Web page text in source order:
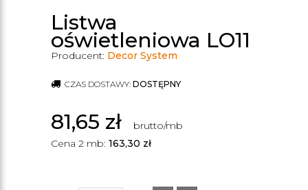
Listwa
oświetleniowa LO11
Producent: Decor System
CZAS DOSTAWY: DOSTĘPNY
81,65 zł
brutto/mb
Cena 2 mb: 163,30 zł